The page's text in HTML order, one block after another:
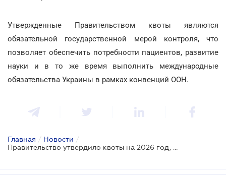
Утвержденные Правительством квоты являются
обязательной государственной мерой контроля, что
позволяет обеспечить потребности пациентов, развитие
науки и в то же время выполнить международные
обязательства Украины в рамках конвенций ООН.
Главная / Новости /
Правительство утвердило квоты на 2026 год, включив в них медицинский каннабис